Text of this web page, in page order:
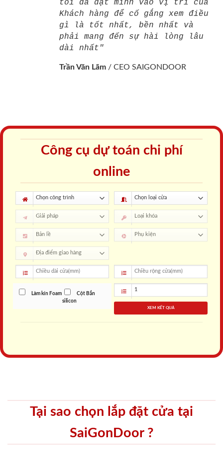
tôi đã đặt mình vào vị trí của
Khách hàng để cố gắng xem điều
gì là tốt nhất, bền nhất và
phải mang đến sự hài lòng lâu
dài nhất"
Trần Văn Lãm / CEO SAIGONDOOR
Công cụ dự toán chi phí
online
Làm kín Foam
Cột Bắn
silicon
XEM KẾT QUẢ
Tại sao chọn lắp đặt cửa tại
SaiGonDoor ?